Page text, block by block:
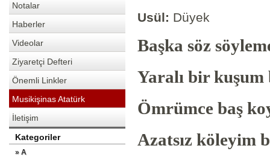
Notalar
Haberler
Videolar
Ziyaretçi Defteri
Önemli Linkler
Musikişinas Atatürk
İletişim
Kategoriler
» A
Usül: Düyek
Başka söz
Yaralı bir
Ömrümce baş
Azatsız köleyim